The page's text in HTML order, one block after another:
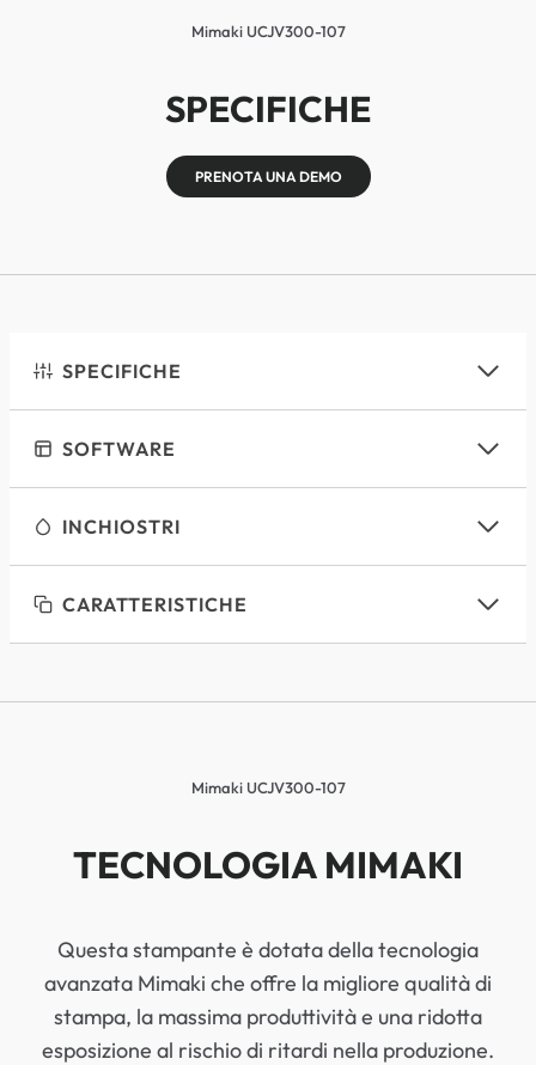
Mimaki UCJV300-107
SPECIFICHE
PRENOTA UNA DEMO
SPECIFICHE
SOFTWARE
INCHIOSTRI
CARATTERISTICHE
Mimaki UCJV300-107
TECNOLOGIA MIMAKI
Questa stampante è dotata della tecnologia
avanzata Mimaki che offre la migliore qualità di
stampa, la massima produttività e una ridotta
esposizione al rischio di ritardi nella produzione.